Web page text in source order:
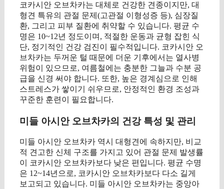
코카시안 오브차카는 대체로 건강한 견종이지만, 대
형견 특유의 관절 문제(고관절 이형성증 등), 심장질
환, 그리고 피부 질환에 취약할 수 있습니다. 평균 수
명은 10~12년 정도이며, 적절한 운동과 균형 잡힌 식
단, 정기적인 건강 검진이 필수적입니다. 코카시안 오
브차카는 두꺼운 털 때문에 더운 기후에서는 열사병
위험이 있으므로, 여름철에는 충분한 그늘과 수분 공
급을 신경 써야 합니다. 또한, 높은 경계심으로 인해
스트레스가 쌓이기 쉬우므로, 안정적인 환경 조성과
꾸준한 훈련이 필요합니다.
미들 아시안 오브차카의 건강 특성 및 관리
미들 아시안 오브차카 역시 대형견에 속하지만, 비교
적 견고한 신체 구조를 가지고 있어 관절 문제 발생률
이 코카시안 오브차카보다 낮은 편입니다. 평균 수명
은 12~14년으로, 코카시안 오브차카보다 다소 길게
보고되고 있습니다. 미들 아시안 오브차카는 중앙아